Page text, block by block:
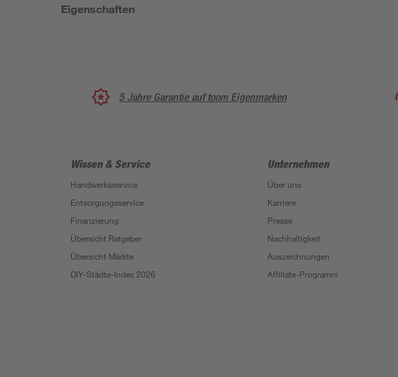
Eigenschaften
5 Jahre Garantie auf toom Eigenmarken
Wissen & Service
Handwerksservice
Entsorgungsservice
Finanzierung
Übersicht Ratgeber
Übersicht Märkte
DIY-Städte-Index 2026
Unternehmen
Über uns
Karriere
Presse
Nachhaltigkeit
Auszeichnungen
Affiliate-Programm